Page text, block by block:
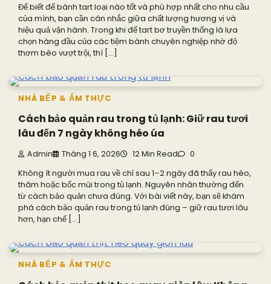
Để biết đế bánh tart loại nào tốt và phù hợp nhất cho nhu cầu
của mình, bạn cần cân nhắc giữa chất lượng hương vị và
hiệu quả vận hành. Trong khi đế tart bơ truyền thống là lựa
chọn hàng đầu của các tiệm bánh chuyên nghiệp nhờ độ
thơm béo vượt trội, thì […]
NHÀ BẾP & ẨM THỰC
Cách bảo quản rau trong tủ lạnh: Giữ rau tươi
lâu đến 7 ngày không héo úa
Admin Tháng 1 6, 2026 12 Min Read 0
Không ít người mua rau về chỉ sau 1–2 ngày đã thấy rau héo,
thâm hoặc bốc mùi trong tủ lạnh. Nguyên nhân thường đến
từ cách bảo quản chưa đúng. Với bài viết này, bạn sẽ khám
phá cách bảo quản rau trong tủ lạnh đúng – giữ rau tươi lâu
hơn, hạn chế […]
NHÀ BẾP & ẨM THỰC